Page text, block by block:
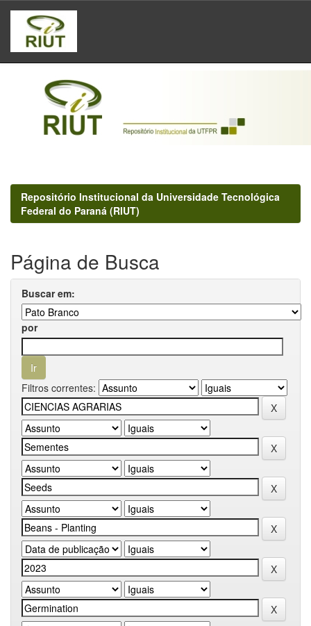
Skip
navigation
Repositório Institucional da Universidade Tecnológica
Federal do Paraná (RIUT)
Página de Busca
Buscar em:
por
Filtros correntes: